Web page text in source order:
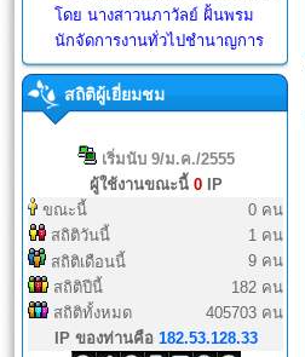
โดย นางสาวนภาวัลย์ ฝั้นพรม
นักจัดการงานทั่วไปชำนาญการ
สถิติผู้เยี่ยมชม
เริ่มนับ 9/ม.ค./2555
ผู้ใช้งานขณะนี้ 0IP
ขณะนี้
0 คน
สถิติวันนี้
1 คน
สถิติเดือนนี้
9 คน
สถิติปีนี้
182 คน
สถิติทั้งหมด
405703 คน
IP ของท่านคือ 182.53.128.33